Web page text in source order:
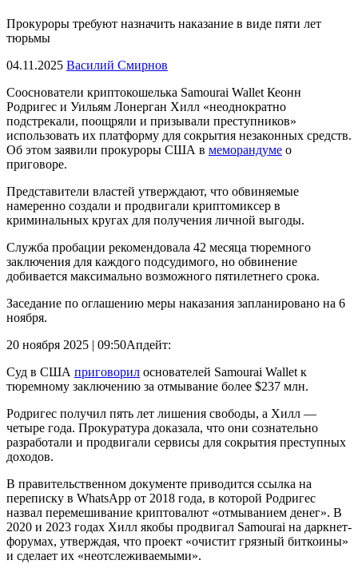
Прокуроры требуют назначить наказание в виде пяти лет
тюрьмы
04.11.2025 Василий Смирнов
Сооснователи криптокошелька Samourai Wallet Кеонн
Родригес и Уильям Лонерган Хилл «неоднократно
подстрекали, поощряли и призывали преступников»
использовать их платформу для сокрытия незаконных средств.
Об этом заявили прокуроры США в меморандуме о
приговоре.
Представители властей утверждают, что обвиняемые
намеренно создали и продвигали криптомиксер в
криминальных кругах для получения личной выгоды.
Служба пробации рекомендовала 42 месяца тюремного
заключения для каждого подсудимого, но обвинение
добивается максимально возможного пятилетнего срока.
Заседание по оглашению меры наказания запланировано на 6
ноября.
20 ноября 2025 | 09:50Апдейт:
Суд в США приговорил основателей Samourai Wallet к
тюремному заключению за отмывание более $237 млн.
Родригес получил пять лет лишения свободы, а Хилл —
четыре года. Прокуратура доказала, что они сознательно
разработали и продвигали сервисы для сокрытия преступных
доходов.
В правительственном документе приводится ссылка на
переписку в WhatsApp от 2018 года, в которой Родригес
назвал перемешивание криптовалют «отмыванием денег». В
2020 и 2023 годах Хилл якобы продвигал Samourai на даркнет-
форумах, утверждая, что проект «очистит грязный биткоины»
и сделает их «неотслеживаемыми».